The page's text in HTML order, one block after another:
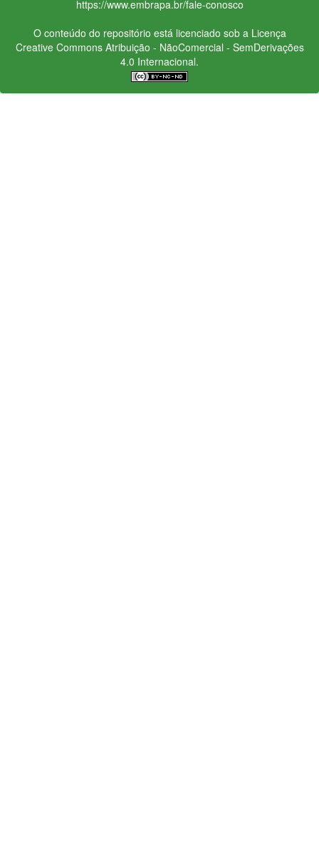
https://www.embrapa.br/fale-conosco
O conteúdo do repositório está licenciado sob a Licença
Creative CommonsAtribuição - NãoComercial - SemDerivações
4.0 Internacional.